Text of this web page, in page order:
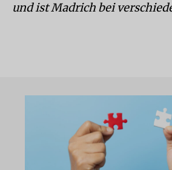
und ist Madrich bei